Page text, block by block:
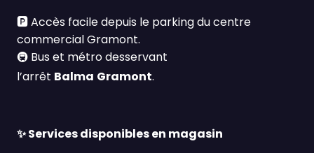
🅿️Accès facile depuis le parking du centre
commercial Gramont.
🚇 Bus et métro desservant
l’arrêt Balma Gramont.
✨Services disponibles en magasin